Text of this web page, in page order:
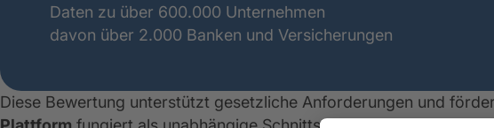
Daten zu über 600.000 Unternehmen
davon über 2.000 Banken und Versicherungen
Diese Bewertung unterstützt gesetzliche Anforderungen und